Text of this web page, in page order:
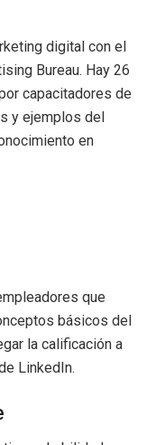
digital con el
Bureau. Hay 26
capacitadores de
y ejemplos del
en
que
básicos del
la calificación a
LinkedIn.